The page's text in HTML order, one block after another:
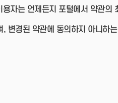
자는 언제든지 포털에서 약관의
변경된 약관에 동의하지 아니하